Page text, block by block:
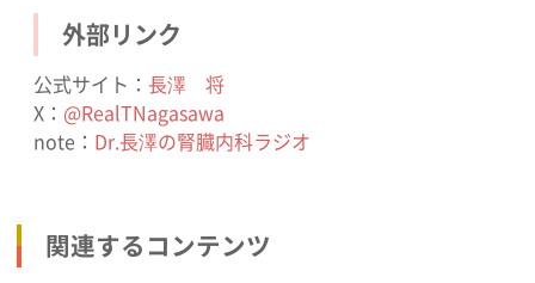
外部リンク
公式サイト： 長澤 将
X： @RealTNagasawa
note：
Dr.長澤の腎臓内科ラジオ
関連するコンテンツ